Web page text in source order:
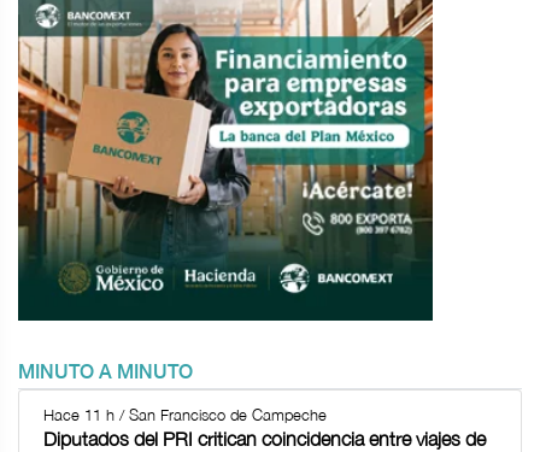
MINUTO A MINUTO
Hace 11 h / San Francisco de Campeche
Diputados del PRI critican coincidencia entre viajes de